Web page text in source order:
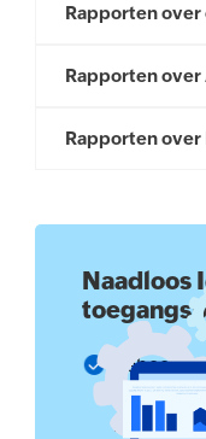
Rapporten over
Rapporten
Rapporten
Naadloos
Beheer
meer.